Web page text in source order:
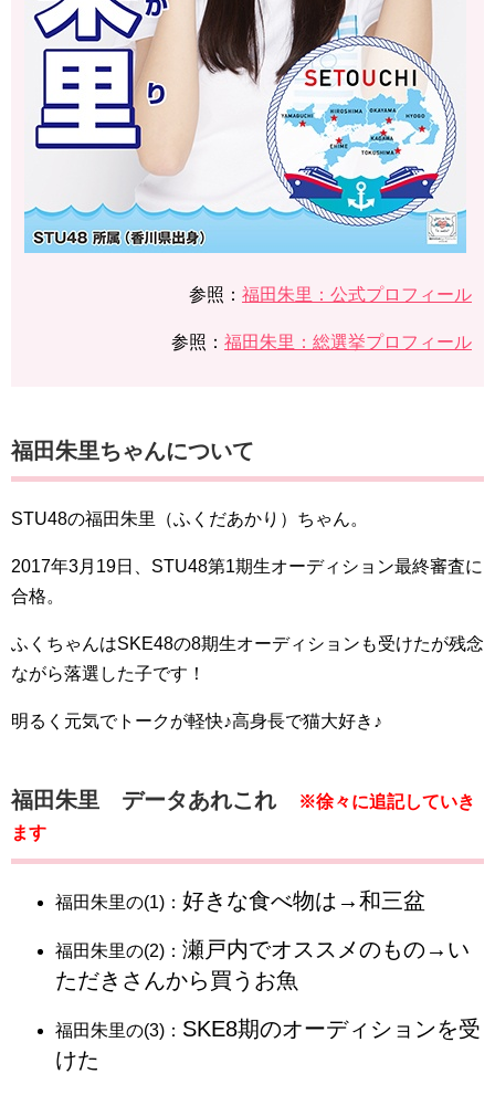
参照： 福田朱里：公式プロフィール
参照： 福田朱里：総選挙プロフィール
福田朱里ちゃんについて
STU48の福田朱里（ふくだあかり）ちゃん。
2017年3月19日、STU48第1期生オーディション最終審査に
合格。
ふくちゃんはSKE48の8期生オーディションも受けたが残念
ながら落選した子です！
明るく元気でトークが軽快♪高身長で猫大好き♪
福田朱里 データあれこれ
※徐々に追記していき
ます
福田朱里の(1)： 好きな食べ物は→和三盆
福田朱里の(2)： 瀬戸内でオススメのもの→い
ただきさんから買うお魚
福田朱里の(3)： SKE8期のオーディションを受
けた